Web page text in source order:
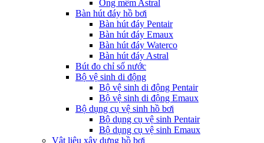
Ống mềm Astral
Bàn hút đáy hồ bơi
Bàn hút đáy Pentair
Bàn hút đáy Emaux
Bàn hút đáy Waterco
Bàn hút đáy Astral
Bút đo chỉ số nước
Bộ vệ sinh di động
Bộ vệ sinh di động Pentair
Bộ vệ sinh di động Emaux
Bộ dụng cụ vệ sinh hồ bơi
Bộ dụng cụ vệ sinh Pentair
Bộ dụng cụ vệ sinh Emaux
Vật liệu xây dựng hồ bơi